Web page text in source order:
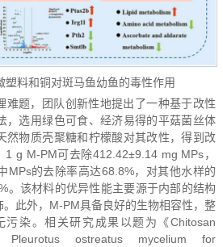
塑料和铜对斑马鱼幼鱼的毒性作用
难题，团队创新性地提出了一种基于改性
，选用绿色可食、经济易得的平菇菌丝体
然物质壳聚糖和柠檬酸对其改性，得到改
g M-PM可去除412.42±9.14 mg MPs，
MPs的去除率高达68.8%，对其他水样的
。该材料的优异性能主要源于内部的结构
此外，M-PM具备良好的生物相容性，整
染。相关研究成果以题为《Chitosan
Pleurotus ostreatus mycelium for